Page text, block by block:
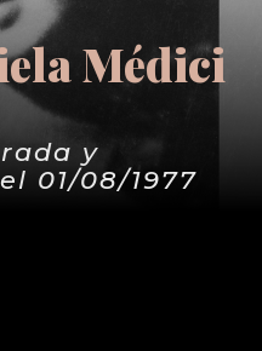
Médici
y
01/08/1977